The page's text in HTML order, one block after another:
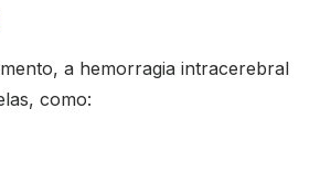
a hemorragia intracerebral
como: